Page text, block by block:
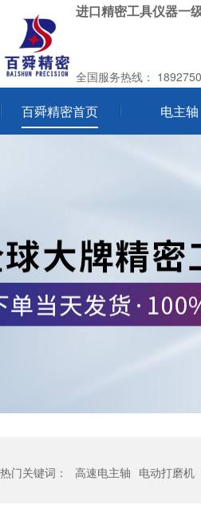
进口精密工具仪器一
全国服务热线：
百舜精密首页 电主轴
热门关键词： 高速电主轴 电动打磨机